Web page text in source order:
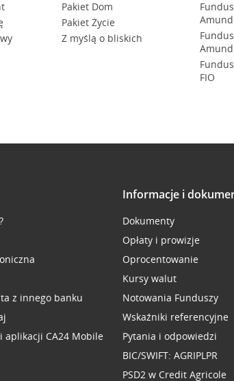
Pakiet Dom
Pakiet Życie
Z myślą o bliskich
FIO
z innego banku
aplikacji CA24 Mobile
Informacje i
Dokumenty
Opłaty i prowizje
Oprocentowanie
Kursy walut
Notowania Funduszy
Wskaźniki referencyjne
Pytania i odpowiedzi
BIC/SWIFT: AGRIPLPR
PSD2 w Credit Agricole